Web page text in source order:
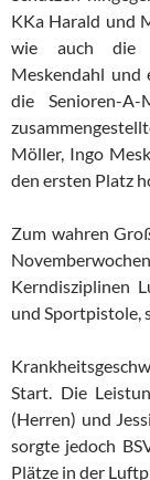
KKa Harald und
wie auch die
Meskendahl und
die Senioren-
Möller, Ingo
den ersten Platz
Zum wahren
Kerndisziplinen
und Sportpistole,
Start. Die
(Herren) und
sorgte jedoch
Plätze in der